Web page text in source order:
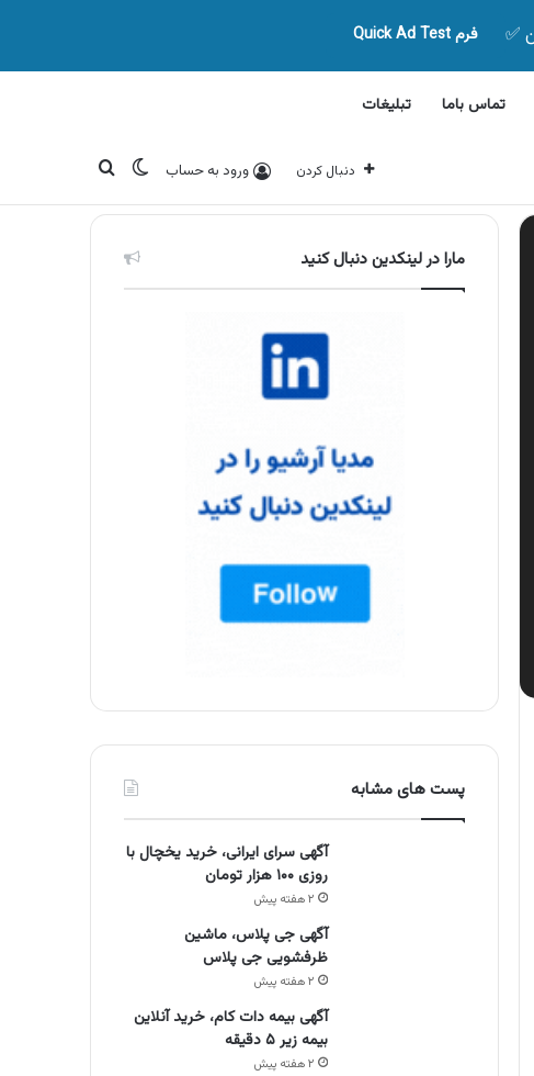
فرم Quick Ad Test
تماس باما تبلیغات
دنبال کردن ورود به حساب تغییر پوسته
جستجو برای
مارا در لینکدین دنبال کنید
پست های مشابه
آگهی سرای ایرانی، خرید یخچال با
روزی ۱۰۰ هزار تومان
۲ هفته پیش
آگهی جی پلاس، ماشین
ظرفشویی جی پلاس
۲ هفته پیش
آگهی بیمه دات کام، خرید آنلاین
بیمه زیر ۵ دقیقه
۲ هفته پیش